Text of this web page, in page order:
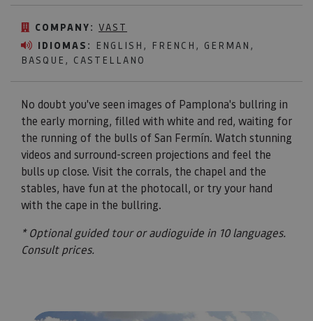
COMPANY: VAST
IDIOMAS:
ENGLISH, FRENCH, GERMAN,
BASQUE, CASTELLANO
No doubt you've seen images of Pamplona's bullring in
the early morning, filled with white and red, waiting for
the running of the bulls of San Fermín. Watch stunning
videos and surround-screen projections and feel the
bulls up close. Visit the corrals, the chapel and the
stables, have fun at the photocall, or try your hand
with the cape in the bullring.
* Optional guided tour or audioguide in 10 languages.
Consult prices.